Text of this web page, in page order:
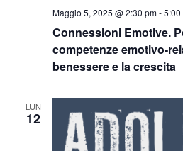
Connessioni Emotive.
competenze emotivo-
benessere e la crescita
Maggio 5, 2025 @ 2:30 pm-5:00
LUN
12